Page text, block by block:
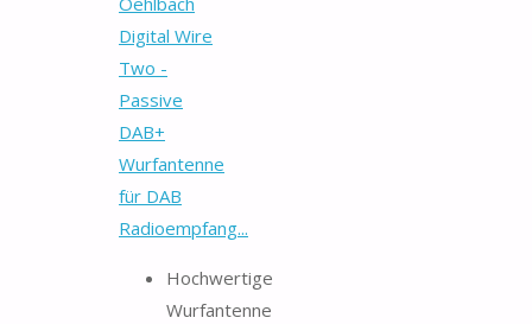
Digital Wire
Two -
Passive
DAB+
Wurfantenne
für DAB
Radioempfang...
Hochwertige
Wurfantenne